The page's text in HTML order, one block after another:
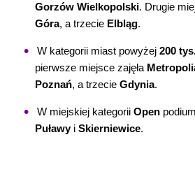
Gorzów Wielkopolski. Drugie
Góra, a trzecie Elbląg.
W kategorii miast powyżej 200
pierwsze miejsce zajęła
Poznań, a trzecie Gdynia.
W miejskiej kategorii Open
Puławyi Skierniewice.